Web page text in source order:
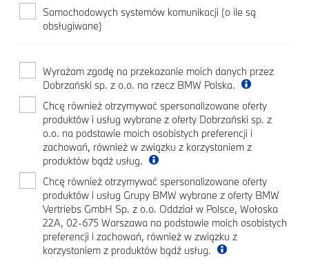
Samochodowych systemów komunikacji (o ile są
obsługiwane)
Wyrażam zgodę na przekazanie moich danych przez
Dobrzański sp. z o.o. na rzecz BMW Polska.
Chcę również otrzymywać spersonalizowane oferty
produktów i usług wybrane z oferty Dobrzański sp. z
o.o. na podstawie moich osobistych preferencji i
zachowań, również w związku z korzystaniem z
produktów bądź usług.
Chcę również otrzymywać spersonalizowane oferty
produktów i usług Grupy BMW wybrane z oferty BMW
Vertriebs GmbH Sp. z o.o. Oddział w Polsce, Wołoska
22A, 02-675 Warszawa na podstawie moich osobistych
preferencji i zachowań, również w związku z
korzystaniem z produktów bądź usług.